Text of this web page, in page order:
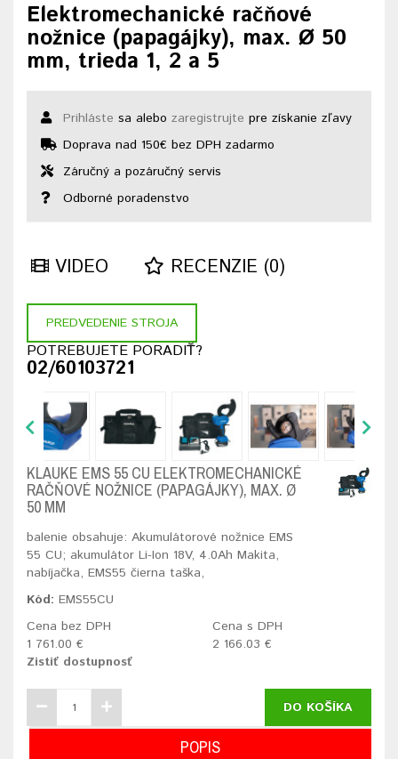
Elektromechanické račňové
nožnice (papagájky), max. Ø 50
mm, trieda 1, 2 a 5
Prihláste sa alebo zaregistrujte pre získanie zľavy
Doprava nad 150€ bez DPH zadarmo
Záručný a pozáručný servis
Odborné poradenstvo
VIDEO RECENZIE (0)
PREDVEDENIE STROJA
POTREBUJETE PORADIŤ?
02/60103721
KLAUKE EMS 55 CU ELEKTROMECHANICKÉ
RAČŇOVÉ NOŽNICE (PAPAGÁJKY), MAX. Ø
50 MM
balenie obsahuje: Akumulátorové nožnice EMS
55 CU; akumulátor Li-Ion 18V, 4.0Ah Makita,
nabíjačka, EMS55 čierna taška,
Kód: EMS55CU
Cena bez DPH
1 761.00 €
Cena s DPH
2 166.03 €
Zistiť dostupnosť
DO KOŠÍKA
POPIS